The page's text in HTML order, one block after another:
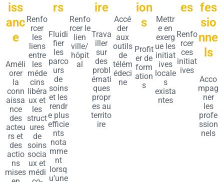
iss
anc
e
Améli
orer
la
conn
aissa
nce
des
acteu
rs et
des
actio
ns
mises
Renfo
rcer
les
liens
entre
les
méde
cins
libéra
ux et
les
struct
ures
de
soins
socia
ux et
médi
rs
Fluidi
fier
les
parco
urs
de
soins
et les
rendr
e plus
efficie
nts
nota
mme
nt
lorsq
u’une
Renfo
rcer le
lien
ville/
hôpit
al
ire
Trava
iller
sur
des
probl
émati
ques
propr
es au
territo
ire
Accé
der
aux
outils
de
télém
édeci
ne
ion
s
Profit
er de
form
ation
s
Mettr
e en
exerg
ue les
initiat
ives
locale
s
exista
ntes
es
Renfo
rcer
ces
initiat
ives
fes
sio
nne
ls
Acco
mpag
ner
les
profe
ssion
nels